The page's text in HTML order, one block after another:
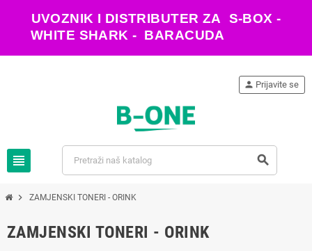
UVOZNIK I DISTRIBUTER ZA S-BOX -
WHITE SHARK - BARACUDA
view_headline search
person Prijavite se
chevron_right ZAMJENSKI TONERI - ORINK
ZAMJENSKI TONERI - ORINK